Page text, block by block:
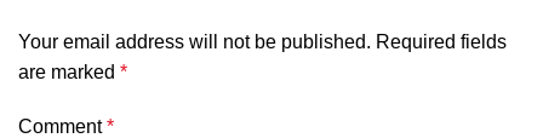
Your email address will not be published. Required fields
are marked *
Comment*